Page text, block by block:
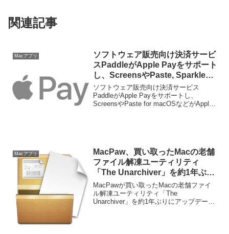
関連記事
Macアプリ
ソフトウェア販売向け決済サービ
スPaddleがApple Payをサポート
し、ScreensやPaste, Sparkleな
どがApple Payで購入可能に。
ソフトウェア販売向け決済サービス
PaddleがApple Payをサポートし、
ScreensやPaste for macOSなどがApple
Macアプリ
MacPaw、買い取ったMacの老舗
ファイル解凍ユーティリティ
「The Unarchiver」を約1年ぶり
にアップデート。
MacPawが買い取ったMacの老舗ファイ
ル解凍ユーティリティ「The
Unarchiver」を約1年ぶりにアップデート